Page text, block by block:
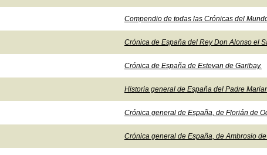
Compendio de todas las Crónicas del
Crónica de España del Rey Don Alonso el
Crónica de España de Estevan de Garibay.
Historia general de España del Padre
Crónica general de España, de Florián de
Crónica general de España, de Ambrosio